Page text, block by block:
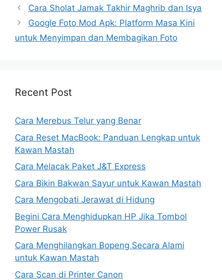
Cara Sholat Jamak Takhir Maghrib dan Isya
Google Foto Mod Apk: Platform Masa Kini
untuk Menyimpan dan Membagikan Foto
Recent Post
Cara Merebus Telur yang Benar
Cara Reset MacBook: Panduan Lengkap untuk
Kawan Mastah
Cara Melacak Paket J&T Express
Cara Bikin Bakwan Sayur untuk Kawan Mastah
Cara Mengobati Jerawat di Hidung
Begini Cara Menghidupkan HP Jika Tombol
Power Rusak
Cara Menghilangkan Bopeng Secara Alami
untuk Kawan Mastah
Cara Scan di Printer Canon